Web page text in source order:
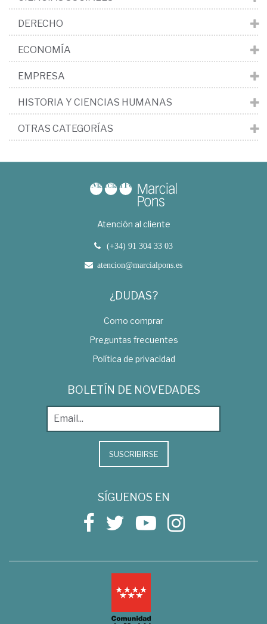
DERECHO
ECONOMÍA
EMPRESA
HISTORIA Y CIENCIAS HUMANAS
OTRAS CATEGORÍAS
Atención al cliente
(+34) 91 304 33 03
atencion@marcialpons.es
¿DUDAS?
Como comprar
Preguntas frecuentes
Política de privacidad
BOLETÍN DE NOVEDADES
SUSCRIBIRSE
SÍGUENOS EN